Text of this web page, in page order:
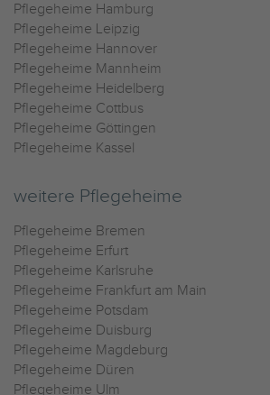
Pflegeheime Hamburg
Pflegeheime Leipzig
Pflegeheime Hannover
Pflegeheime Mannheim
Pflegeheime Heidelberg
Pflegeheime Cottbus
Pflegeheime Göttingen
Pflegeheime Kassel
weitere Pflegeheime
Pflegeheime Bremen
Pflegeheime Erfurt
Pflegeheime Karlsruhe
Pflegeheime Frankfurt am Main
Pflegeheime Potsdam
Pflegeheime Duisburg
Pflegeheime Magdeburg
Pflegeheime Düren
Pflegeheime Ulm